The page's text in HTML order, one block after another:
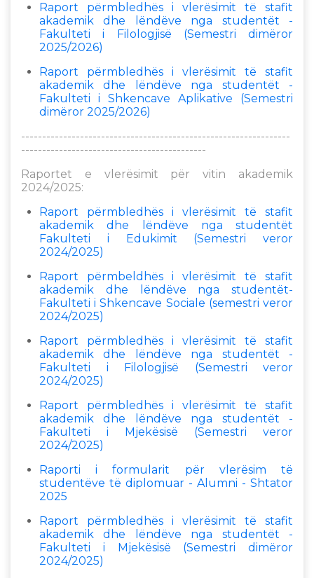
Raport përmbledhës i vlerësimit të stafit
akademik dhe lëndëve nga studentët -
Fakulteti i Filologjisë (Semestri dimëror
2025/2026)
Raport përmbledhës i vlerësimit të stafit
akademik dhe lëndëve nga studentët -
Fakulteti i Shkencave Aplikative (Semestri
dimëror 2025/2026)
----------------------------------------------------------------
--------------------------------------------
Raportet e vlerësimit për vitin akademik
2024/2025:
Raport përmbledhës i vlerësimit të stafit
akademik dhe lëndëve nga studentët
Fakulteti i Edukimit (Semestri veror
2024/2025)
Raport përmbeldhës i vlerësimit të stafit
akademik dhe lëndëve nga studentët-
Fakulteti i Shkencave Sociale (semestri veror
2024/2025)
Raport përmbledhës i vlerësimit të stafit
akademik dhe lëndëve nga studentët -
Fakulteti i Filologjisë (Semestri veror
2024/2025)
Raport përmbledhës i vlerësimit të stafit
akademik dhe lëndëve nga studentët -
Fakulteti i Mjekësisë (Semestri veror
2024/2025)
Raporti i formularit për vlerësim të
studentëve të diplomuar - Alumni - Shtator
2025
Raport përmbledhës i vlerësimit të stafit
akademik dhe lëndëve nga studentët -
Fakulteti i Mjekësisë (Semestri dimëror
2024/2025)